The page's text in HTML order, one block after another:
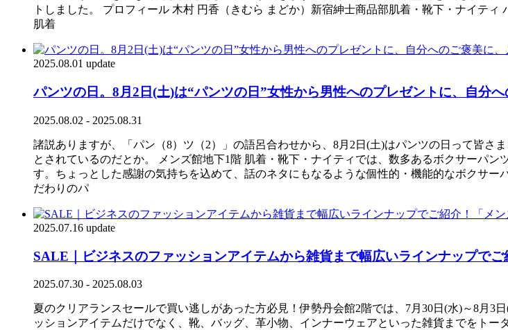
トしました。 プロフィール 木村 円香（きむら まどか）新宿紳士商品部肌着・靴下・ナイテ
肌着
2025.08.01 update
パンツの日。8月2日(土)は“パンツの日”女性から男性へのプレゼントに、自分
2025.08.02 - 2025.08.31
諸説ありますが、「パン（8）ツ（2）」の語呂合わせから、8月2日(土)はパンツの日って皆さ
とされているのだとか。 メンズ館地下1階 肌着・靴下・ナイティでは、数多あるボクサーパ
す。ちょっとした感謝の気持ちを込めて、話のネタにもなるような個性的・機能的なボクサ
だわりのパ
2025.07.16 update
SALE｜ビジネスのファッションアイテムから雑貨まで幅広いラインナップで
2025.07.30 - 2025.08.03
夏のクリアランスセールで買い逃しがあった方必見！伊勢丹会館2階では、7月30日(水)～8月
ッションアイテムだけでなく、靴、バッグ、革小物、インナーウェアといった雑貨までをト